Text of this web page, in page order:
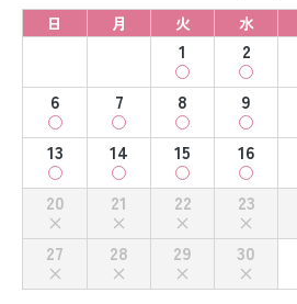
日 月 火 水
1 2
6
7 8 9
13
14 15 16
20
21 22 23
27
28 29 30